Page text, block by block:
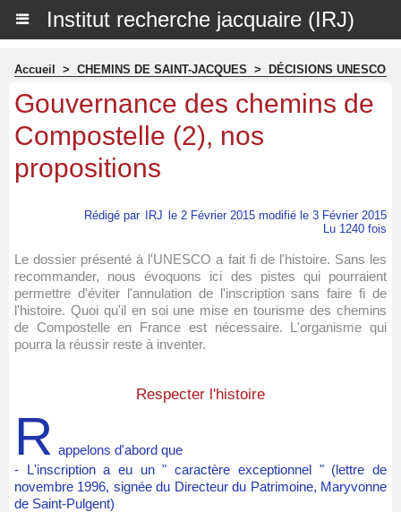
Institut recherche jacquaire (IRJ)
Accueil > CHEMINS DE SAINT-JACQUES > DÉCISIONS UNESCO
Gouvernance des chemins de
Compostelle (2), nos
propositions
Rédigé par IRJ
le 2 Février 2015 modifié le 3 Février 2015
Lu 1240 fois
Le dossier présenté à l'UNESCO a fait fi de l'histoire. Sans les
recommander, nous évoquons ici des pistes qui pourraient
permettre d'éviter l'annulation de l'inscription sans faire fi de
l'histoire. Quoi qu'il en soi une mise en tourisme des chemins
de Compostelle en France est nécessaire. L'organisme qui
pourra la réussir reste à inventer.
Respecter l'histoire
R appelons d'abord que
- L'inscription a eu un " caractère exceptionnel " (lettre de
novembre 1996, signée du Directeur du Patrimoine, Maryvonne
de Saint-Pulgent)